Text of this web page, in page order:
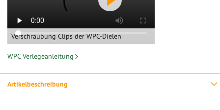
Artikelbeschreibung
Verschraubung Clips der WPC-Dielen
WPC Verlegeanleitung